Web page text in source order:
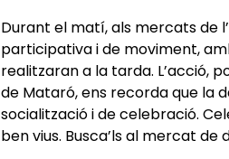
Durant el matí, als mercats de
participativa i de moviment,
realitzaran a la tarda. L’acció,
de Mataró, ens recorda que la
socialització i de celebració.
ben vius. Busca’ls al mercat de